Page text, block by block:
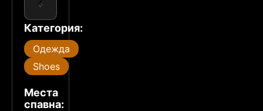
Категория:
Одежда
Shoes
Места
спавна: